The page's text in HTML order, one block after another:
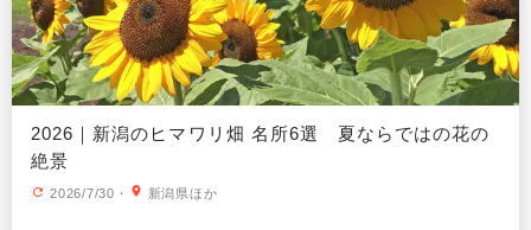
2026｜新潟のヒマワリ畑 名所6選 夏ならではの花の
絶景
2026/7/30 ・ 新潟県ほか